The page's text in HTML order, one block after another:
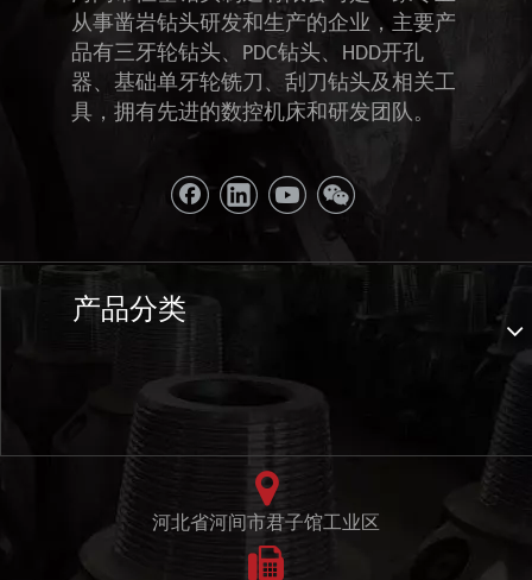
从事凿岩钻头研发和生产的企业，主要产
品有三牙轮钻头、PDC钻头、HDD开孔
器、基础单牙轮铣刀、刮刀钻头及相关工
具，拥有先进的数控机床和研发团队。
产品分类
河北省河间市君子馆工业区